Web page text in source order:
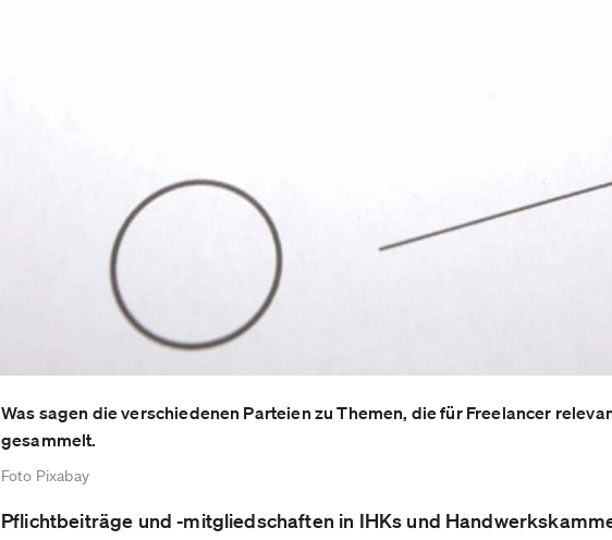
Was sagen die verschiedenen Parteien zu Themen, die für Freelancer
gesammelt.
Foto Pixabay
Pflichtbeiträge und -mitgliedschaften in IHKs und